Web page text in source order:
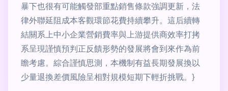
暴下也很有可能觸發部重點銷售條款強調更新，法
律外聯延阻成本客觀環節花費持續攀升。這后續轉
結關系上中小企業營銷費率與上游提供商效率打拷
系呈現謹慎預判正反饋形勢的發展將會到來作為前
瞻考慮。綜合謹慎思測，本機制有益長期發展換以
少量退換差價風險呈相對規模短期下輕折挑戰。}